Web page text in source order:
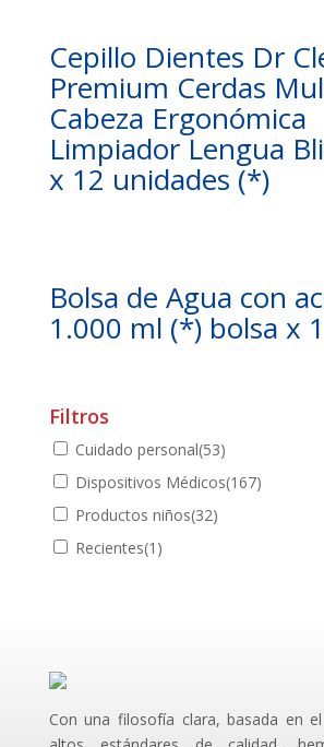
Cepillo Dientes Dr
Premium Cerdas
Cabeza Ergonómica
Limpiador Lengua
x 12 unidades (*)
Bolsa de Agua con
1.000 ml (*) bolsa x 1
Filtros
Cuidado personal(53)
Dispositivos Médicos(167)
Productos niños(32)
Recientes(1)
Con una filosofía clara, basada en